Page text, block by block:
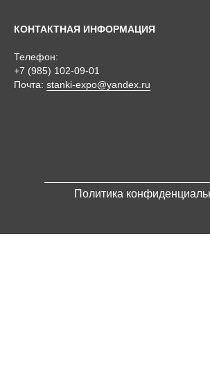
КОНТАКТНАЯ ИНФОРМАЦИЯ
Телефон:
+7 (985) 102-09-01
Почта: stanki-expo@yandex.ru
Политика